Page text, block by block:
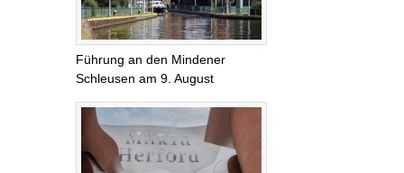
Führung an den Mindener
Schleusen am 9. August